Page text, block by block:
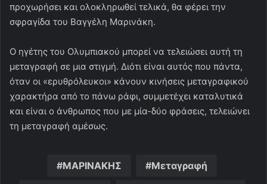
προχωρήσει και ολοκληρωθεί τελικά, θα φέρει την
σφραγίδα του Βαγγέλη Μαρινάκη.
Ο ηγέτης του Ολυμπιακού μπορεί να τελειώσει αυτή τη
μεταγραφή σε μια στιγμή. Διότι είναι αυτός που πάντα,
όταν οι «ερυθρόλευκοι» κάνουν κινήσεις μεταγραφικού
χαρακτήρα από το πάνω ράφι, συμμετέχει καταλυτικά
και είναι ο άνθρωπος που με μία-δύο φράσεις, τελειώνει
τη μεταγραφή αμέσως.
ΜΑΡΙΝΑΚΗΣ Μεταγραφή